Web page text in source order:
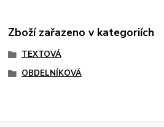
Zboží zařazeno v kategoriích
TEXTOVÁ
OBDELNÍKOVÁ